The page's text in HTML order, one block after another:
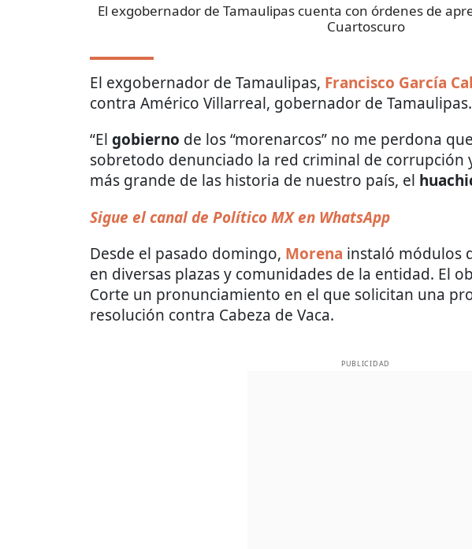
El exgobernador de Tamaulipas cuenta con órdenes de
Cuartoscuro
El exgobernador de Tamaulipas, Francisco García
contra Américo Villarreal, gobernador de Tamaulipas.
“El gobierno de los “morenarcos” no me perdona
sobretodo denunciado la red criminal de corrupción
más grande de las historia de nuestro país, el
Sigue el canal de Político MX en WhatsApp
Desde el pasado domingo, Morena instaló módulos
en diversas plazas y comunidades de la entidad. El
Corte un pronunciamiento en el que solicitan una
resolución contra Cabeza de Vaca.
PUBLICIDAD